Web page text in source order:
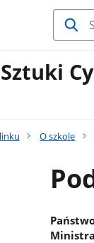
O szkole